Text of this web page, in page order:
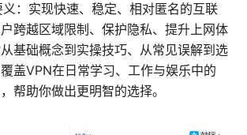
：实现快速、稳定、相对匿名的互联
跨越区域限制、保护隐私、提升上网体
基础概念到实操技巧、从常见误解到选
盖VPN在日常学习、工作与娱乐中的
帮助你做出更明智的选择。